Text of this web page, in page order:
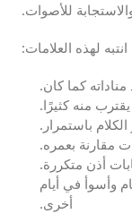
للأصوات.
انتبه لهذه العلامات:
كما كان.
منه كثيرًا.
باستمرار.
مقارنة بعمره.
أذن متكررة.
وأسوأ في أيام
أخرى.